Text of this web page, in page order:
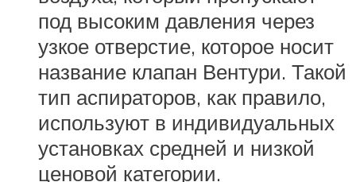
под высоким давления через
узкое отверстие, которое носит
название клапан Вентури. Такой
тип аспираторов, как правило,
используют в индивидуальных
установках средней и низкой
ценовой категории.